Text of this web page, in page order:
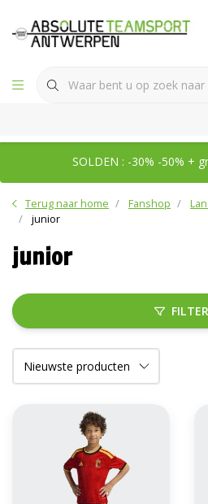
SOLDEN : -30% -50% +
Terug naar home Fanshop
junior
junior
FILTER